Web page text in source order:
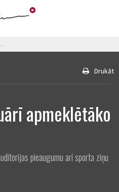
Drukāt
apmeklētāko
pieaugumu arī sporta ziņu